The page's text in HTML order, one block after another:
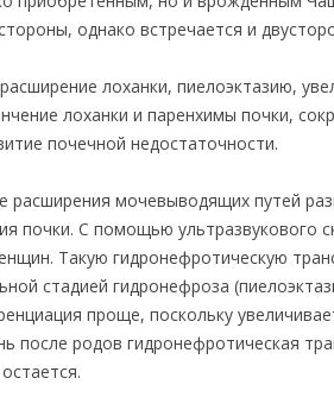
однако встречается и
лоханки, пиелоэктазию,
лоханки и паренхимы почки,
почечной недостаточности.
расширения мочевыводящих путей
почки. С помощью ультразвукового
Такую гидронефротическую
стадией гидронефроза
проще, поскольку
после родов гидронефротическая